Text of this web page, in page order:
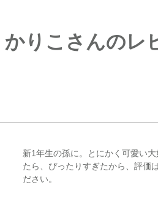
かりこさんのレ
新1年生の孫に。とにかく可愛い
たら、ぴったりすぎたから、評価
ださい。